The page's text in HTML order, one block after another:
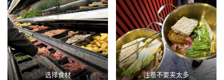
选择食材 注意不要夹太多